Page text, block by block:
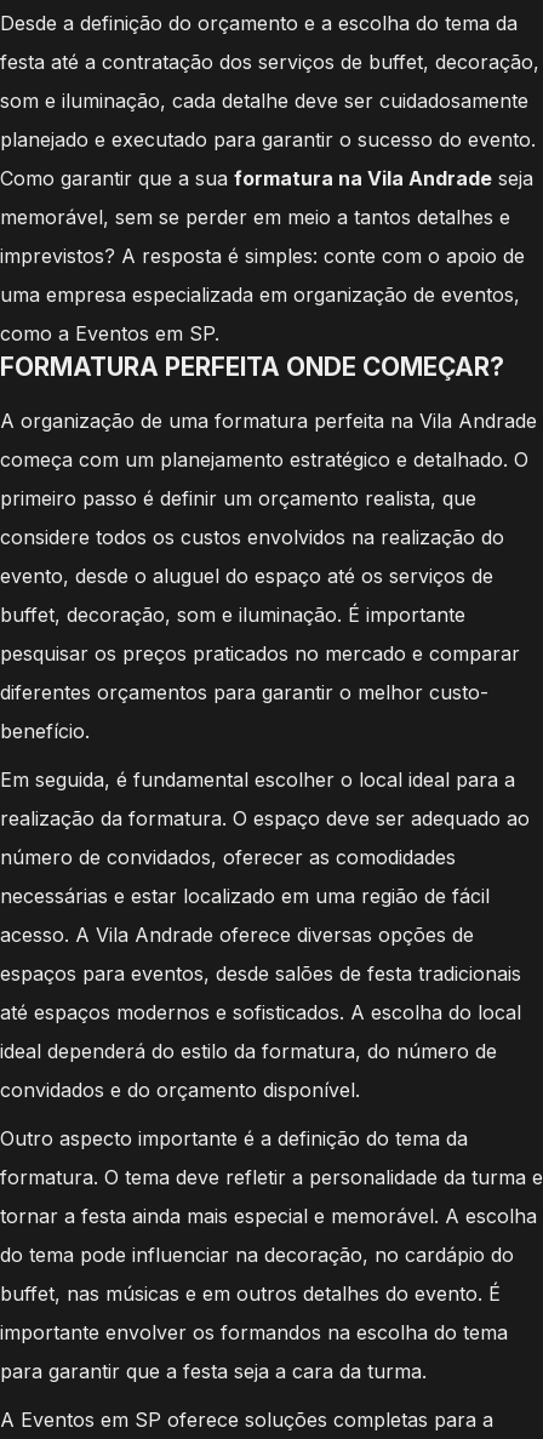
Desde a definição do orçamento e a escolha do tema da
festa até a contratação dos serviços de buffet, decoração,
som e iluminação, cada detalhe deve ser cuidadosamente
planejado e executado para garantir o sucesso do evento.
Como garantir que a sua formatura na Vila Andrade seja
memorável, sem se perder em meio a tantos detalhes e
imprevistos? A resposta é simples: conte com o apoio de
uma empresa especializada em organização de eventos,
como a Eventos em SP.
FORMATURA PERFEITA ONDE COMEÇAR?
A organização de uma formatura perfeita na Vila Andrade
começa com um planejamento estratégico e detalhado. O
primeiro passo é definir um orçamento realista, que
considere todos os custos envolvidos na realização do
evento, desde o aluguel do espaço até os serviços de
buffet, decoração, som e iluminação. É importante
pesquisar os preços praticados no mercado e comparar
diferentes orçamentos para garantir o melhor custo-
benefício.
Em seguida, é fundamental escolher o local ideal para a
realização da formatura. O espaço deve ser adequado ao
número de convidados, oferecer as comodidades
necessárias e estar localizado em uma região de fácil
acesso. A Vila Andrade oferece diversas opções de
espaços para eventos, desde salões de festa tradicionais
até espaços modernos e sofisticados. A escolha do local
ideal dependerá do estilo da formatura, do número de
convidados e do orçamento disponível.
Outro aspecto importante é a definição do tema da
formatura. O tema deve refletir a personalidade da turma e
tornar a festa ainda mais especial e memorável. A escolha
do tema pode influenciar na decoração, no cardápio do
buffet, nas músicas e em outros detalhes do evento. É
importante envolver os formandos na escolha do tema
para garantir que a festa seja a cara da turma.
A Eventos em SP oferece soluções completas para a